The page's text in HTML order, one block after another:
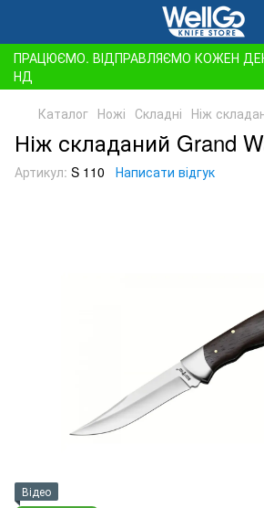
ПРАЦЮЄМО. ВІДПРАВЛЯЄМО КОЖЕН
НД
Каталог Ножі Складні Ніж
Ніж складаний Grand
Артикул: S 110 Написати відгук
Відео